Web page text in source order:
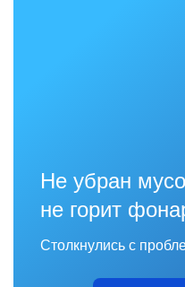
Не убран
не горит
Столкнулись с